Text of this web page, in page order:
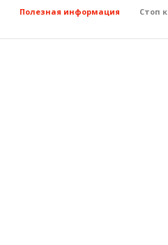
Полезная информация Стоп